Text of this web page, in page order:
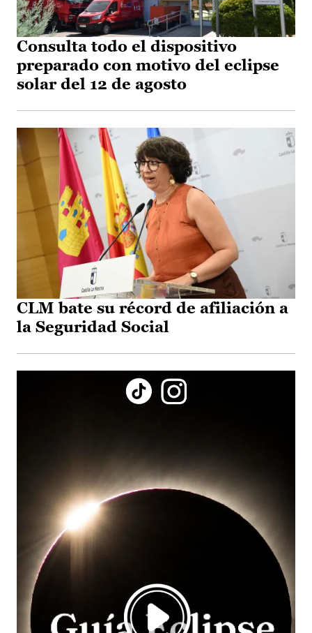
Consulta todo el dispositivo
preparado con motivo del eclipse
solar del 12 de agosto
CLM bate su récord de afiliación a
la Seguridad Social